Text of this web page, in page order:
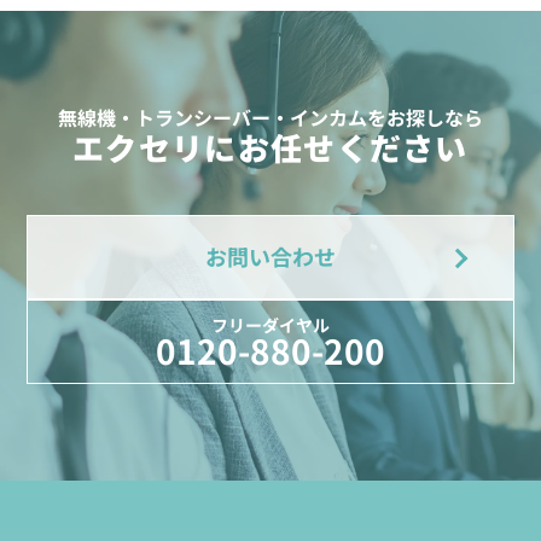
無線機・トランシーバー・インカムをお探しなら
エクセリにお任せください
お問い合わせ
フリーダイヤル
0120-880-200